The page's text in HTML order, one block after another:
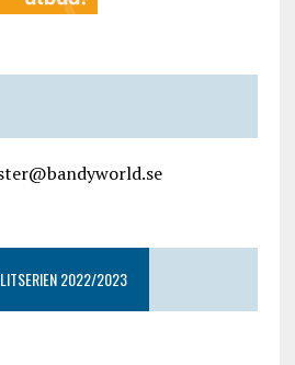
2022/2023